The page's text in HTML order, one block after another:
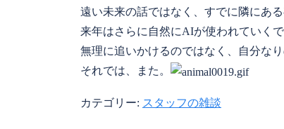
遠い未来の話ではなく、すでに隣にある
来年はさらに自然にAIが使われていくで
無理に追いかけるのではなく、自分な
それでは、また。
カテゴリー: スタッフの雑談